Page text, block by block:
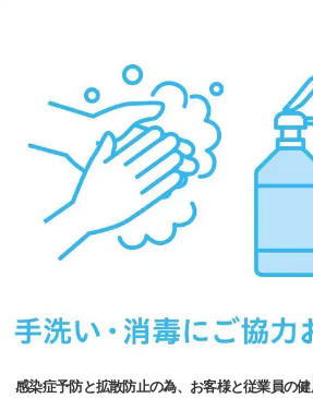
感染症予防と拡散防止の為、お客様と従業員の